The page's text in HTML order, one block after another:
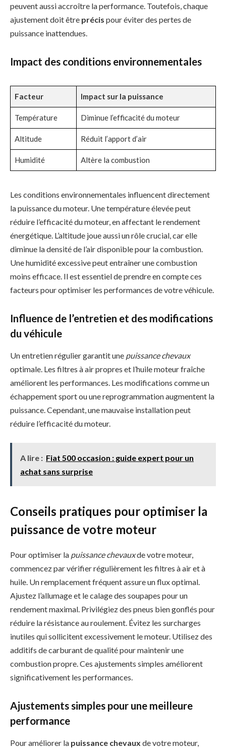
peuvent aussi accroître la performance. Toutefois, chaque
ajustement doit être précis pour éviter des pertes de
puissance inattendues.
Impact des conditions environnementales
Facteur Impact sur la puissance
Température Diminue l’efficacité du moteur
Altitude Réduit l’apport d’air
Humidité Altère la combustion
Les conditions environnementales influencent directement
la puissance du moteur. Une température élevée peut
réduire l’efficacité du moteur, en affectant le rendement
énergétique. L’altitude joue aussi un rôle crucial, car elle
diminue la densité de l’air disponible pour la combustion.
Une humidité excessive peut entraîner une combustion
moins efficace. Il est essentiel de prendre en compte ces
facteurs pour optimiser les performances de votre véhicule.
Influence de l’entretien et des modifications
du véhicule
Un entretien régulier garantit une puissance chevaux
optimale. Les filtres à air propres et l’huile moteur fraîche
améliorent les performances. Les modifications comme un
échappement sport ou une reprogrammation augmentent la
puissance. Cependant, une mauvaise installation peut
réduire l’efficacité du moteur.
A lire : Fiat 500 occasion : guide expert pour un
achat sans surprise
Conseils pratiques pour optimiser la
puissance de votre moteur
Pour optimiser la puissance chevauxde votre moteur,
commencez par vérifier régulièrement les filtres à air et à
huile. Un remplacement fréquent assure un flux optimal.
Ajustez l’allumage et le calage des soupapes pour un
rendement maximal. Privilégiez des pneus bien gonflés pour
réduire la résistance au roulement. Évitez les surcharges
inutiles qui sollicitent excessivement le moteur. Utilisez des
additifs de carburant de qualité pour maintenir une
combustion propre. Ces ajustements simples améliorent
significativement les performances.
Ajustements simples pour une meilleure
performance
Pour améliorer la puissance chevaux de votre moteur,